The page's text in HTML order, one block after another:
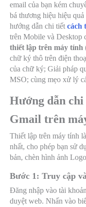
email của bạn kém
bá thương hiệu hiệu
hướng dẫn chi tiết cách
trên Mobile và Desktop
thiết lập trên máy tính
chữ ký thô trên điện
của chữ ký; Giải pháp
MSO; cùng mẹo xử lý
Hướng dẫn
Gmail trên
Thiết lập trên máy tính
nhất, cho phép bạn sử
bản, chèn hình ảnh
Bước 1: Truy cập
Đăng nhập vào tài
duyệt web. Nhấn vào